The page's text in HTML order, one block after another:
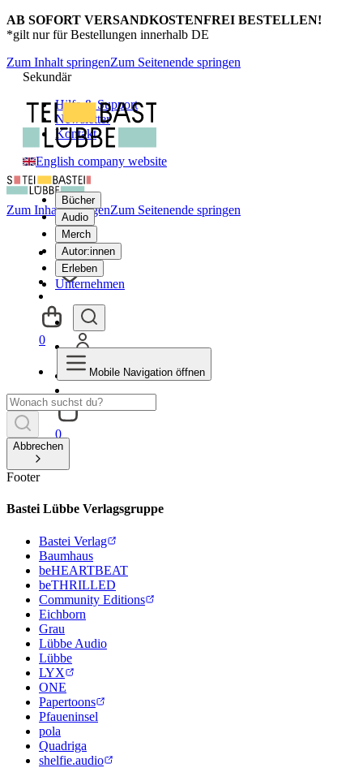
AB SOFORT VERSANDKOSTENFREI BESTELLEN!
*gilt nur für Bestellungen innerhalb DE
Zum Inhalt springenZum Seitenende springen
Sekundär
Hilfe & Support
Newsletter
Kontakt
English company website
Bücher
Audio
Merch
Autor:innen
Erleben
Unternehmen
0
Zum Inhalt springenZum Seitenende springen
0
Mobile Navigation öffnen
Abbrechen
Footer
Bastei Lübbe Verlagsgruppe
Bastei Verlag
Baumhaus
beHEARTBEAT
beTHRILLED
Community Editions
Eichborn
Grau
Lübbe Audio
Lübbe
LYX
ONE
Papertoons
Pfaueninsel
pola
Quadriga
shelfie.audio